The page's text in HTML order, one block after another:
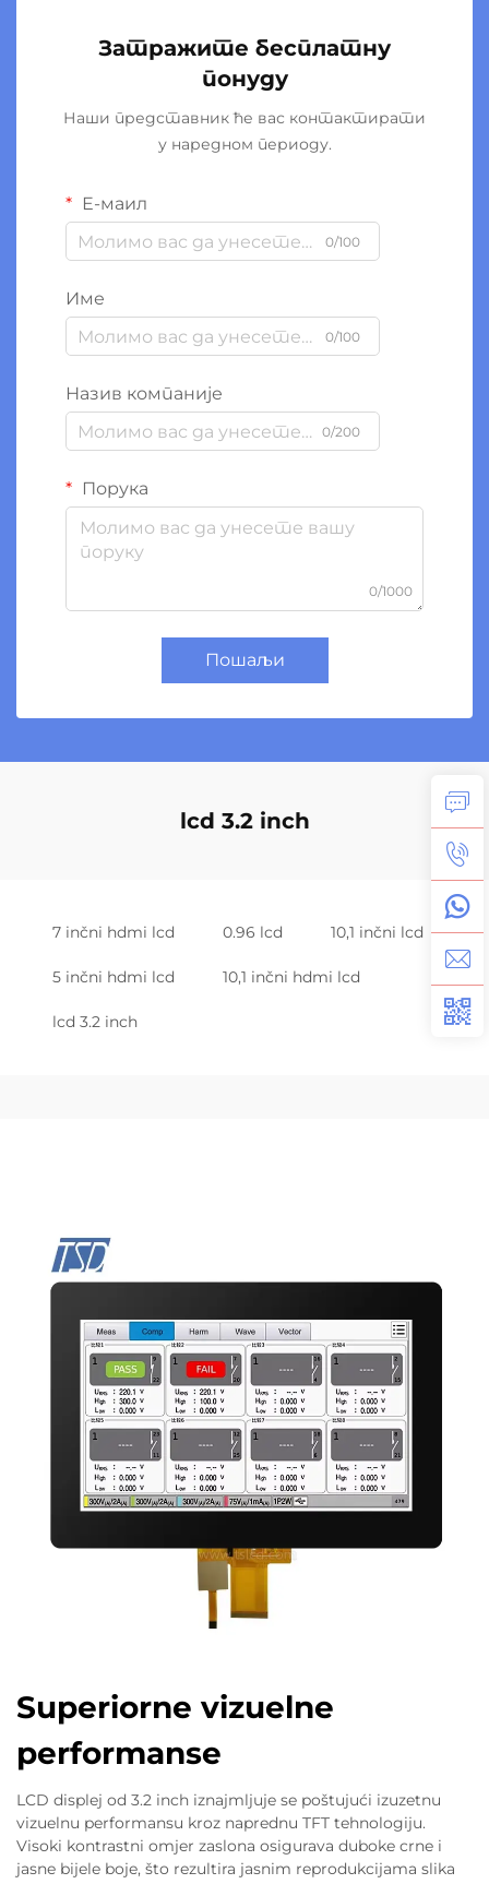
Затражите бесплатну
понуду
Наши представник ће вас контактирати
у наредном периоду.
Е-маил
0/100
Име
0/100
Назив компаније
0/200
Порука
0/1000
Пошаљи
lcd 3.2 inch
7 inčni hdmi lcd 0.96 lcd 10,1 inčni lcd
5 inčni hdmi lcd 10,1 inčni hdmi lcd
lcd 3.2 inch
Superiorne vizuelne
performanse
LCD displej od 3.2 inch iznajmljuje se poštujući izuzetnu
vizuelnu performansu kroz naprednu TFT tehnologiju.
Visoki kontrastni omjer zaslona osigurava duboke crne i
jasne bijele boje, što rezultira jasnim reprodukcijama slika